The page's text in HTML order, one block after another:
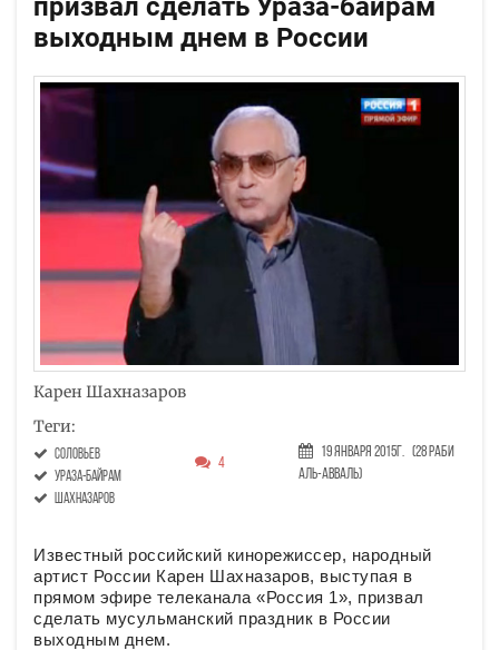
призвал сделать Ураза-байрам
выходным днем в России
Карен Шахназаров
Теги:
Соловьев
Ураза-Байрам
Шахназаров
4
19 Января 2015г. (28 Раби
аль-авваль)
Известный российский кинорежиссер, народный
артист России Карен Шахназаров, выступая в
прямом эфире телеканала «Россия 1», призвал
сделать мусульманский праздник в России
выходным днем.